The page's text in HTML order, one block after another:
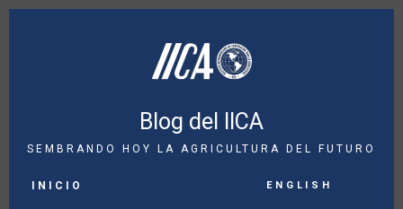
Pasar
Blog del IICA
SEMBRANDO HOY LA AGRICULTURA DEL FUTURO
NAVIGATION
INICIO English